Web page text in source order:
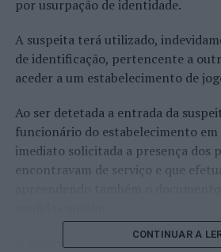
por usurpação de identidade.
A suspeita terá utilizado,
de identificação, pertencente a
aceder a um estabelecimento de
Ao ser detetada a entrada da
funcionário do estabelecimento em
imediato solicitada a presença dos
encontravam de serviço e que
A suspeita foi notificada para
CONTINUAR A